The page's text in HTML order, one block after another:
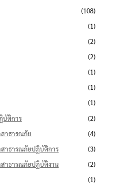
(108)
(1)
(2)
(2)
(1)
(1)
(1)
บัติการ
(2)
สาธารณภัย
(4)
สาธารณภัยปฏิบัติการ
(3)
สาธารณภัยปฏิบัติงาน
(2)
(1)